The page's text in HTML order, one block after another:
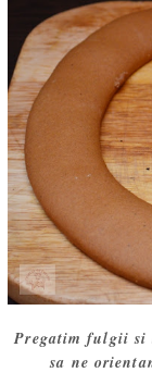
Pregatim fulgii si
sa ne